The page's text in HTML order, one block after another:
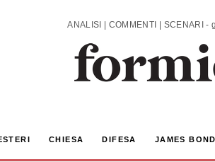
CHIESA DIFESA JAMES BOND